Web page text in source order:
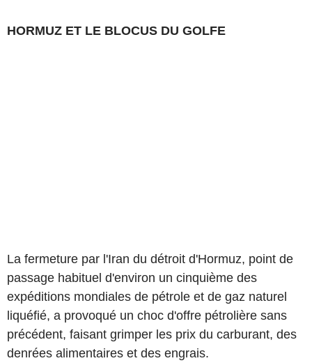
HORMUZ ET LE BLOCUS DU GOLFE
La fermeture par l'Iran du détroit d'Hormuz, point de
passage habituel d'environ un cinquième des
expéditions mondiales de pétrole et de gaz naturel
liquéfié, a provoqué un choc d'offre pétrolière sans
précédent, faisant grimper les prix du carburant, des
denrées alimentaires et des engrais.